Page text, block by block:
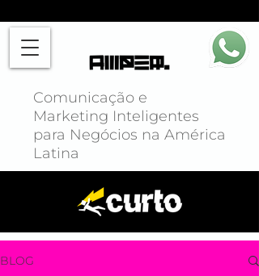
Comunicação e
Marketing Inteligentes
para Negócios na América
Latina
BLOG